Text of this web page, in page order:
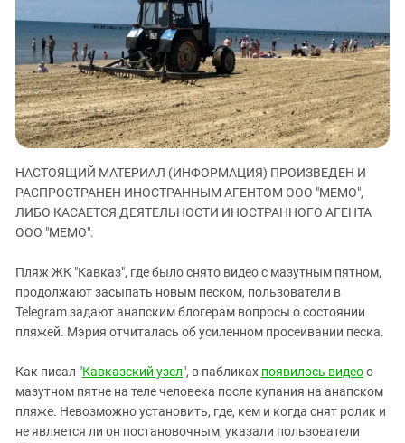
ЗАСТАВЛЯЕТ
КАВКАЗ ЗА ПАЛЕСТИНУ
ИНАКОМЫСЛИЕ В ЧЕЧНЕ
ПРЕСЛЕДОВАНИЕ АКТИВИСТОВ
МОБИЛИЗАЦИЯ И ПРОТЕСТЫ
Ингушетия
Кабардино-Балкария
Калмыкия
Карачаево-Черкесия
Нагорный Карабах
Российская Федерация
Ростовская область
Северная Осетия - Алания
СКФО
Ставропольский край
Южная Осетия
Южный Кавказ
ЮФО
НАСТОЯЩИЙ МАТЕРИАЛ (ИНФОРМАЦИЯ) ПРОИЗВЕДЕН И
РАСПРОСТРАНЕН ИНОСТРАННЫМ АГЕНТОМ ООО "МЕМО",
ЛИБО КАСАЕТСЯ ДЕЯТЕЛЬНОСТИ ИНОСТРАННОГО АГЕНТА
ООО "МЕМО".
Пляж ЖК "Кавказ", где было снято видео с мазутным пятном,
продолжают засыпать новым песком, пользователи в
Telegram задают анапским блогерам вопросы о состоянии
пляжей. Мэрия отчиталась об усиленном просеивании песка.
Как писал "Кавказский узел", в пабликах появилось видеоо
мазутном пятне на теле человека после купания на анапском
пляже. Невозможно установить, где, кем и когда снят ролик и
не является ли он постановочным, указали пользователи